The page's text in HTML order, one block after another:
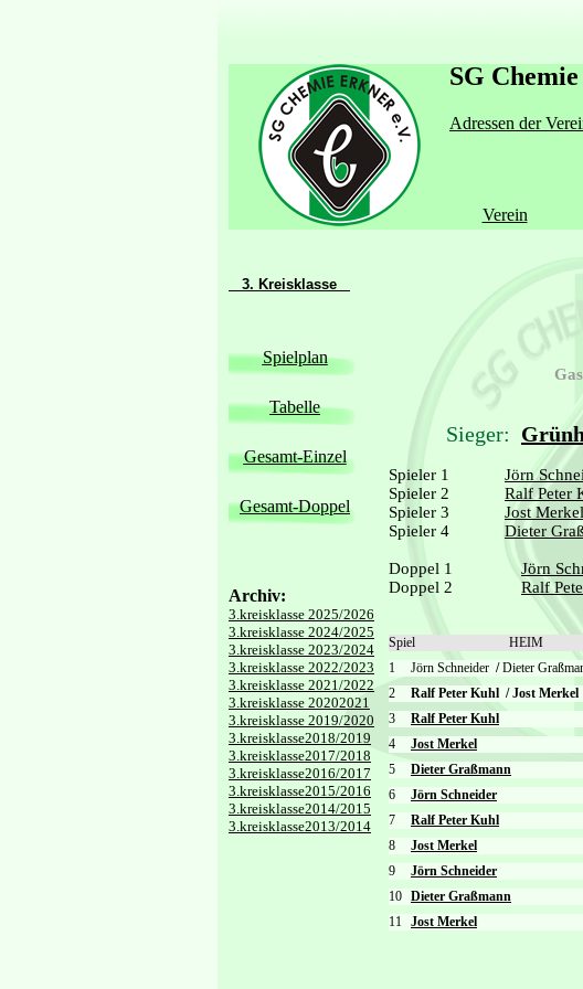
SG
Adressen der
Verein
3. Kreisklasse
Spielplan
Tabelle
Gesamt-Einzel
Gesamt-Doppel
Archiv:
3.kreisklasse 2025/2026
3.kreisklasse 2024/2025
3.kreisklasse 2023/2024
3.kreisklasse 2022/2023
3.kreisklasse 2021/2022
3.kreisklasse 20202021
3.kreisklasse 2019/2020
3.kreisklasse2018/2019
3.kreisklasse2017/2018
3.kreisklasse2016/2017
3.kreisklasse2015/2016
3.kreisklasse2014/2015
3.kreisklasse2013/2014
Sieger:
Spieler 1 Jörn
Spieler 2
Ralf Peter
Spieler 3
Jost Merkel
Spieler 4
Dieter
Doppel 1 Jörn
Doppel 2
Ralf
Spiel HEIM
1
Jörn Schneider /Dieter
2
Ralf Peter Kuhl /Jost Merkel
3
Ralf Peter Kuhl
4
Jost Merkel
5
Dieter Graßmann
6
Jörn Schneider
7
Ralf Peter Kuhl
8
Jost Merkel
9
Jörn Schneider
10 Dieter Graßmann
11 Jost Merkel